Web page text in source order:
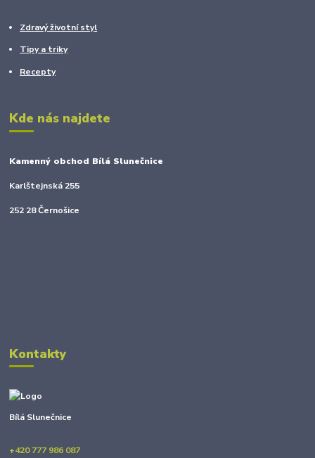
Zdravý životní styl
Tipy a triky
Recepty
Kde nás najdete
Kamenný obchod Bílá Slunečnice
Karlštejnská 255
252 28 Černošice
Kontakty
Bílá Slunečnice
+420 777 986 087